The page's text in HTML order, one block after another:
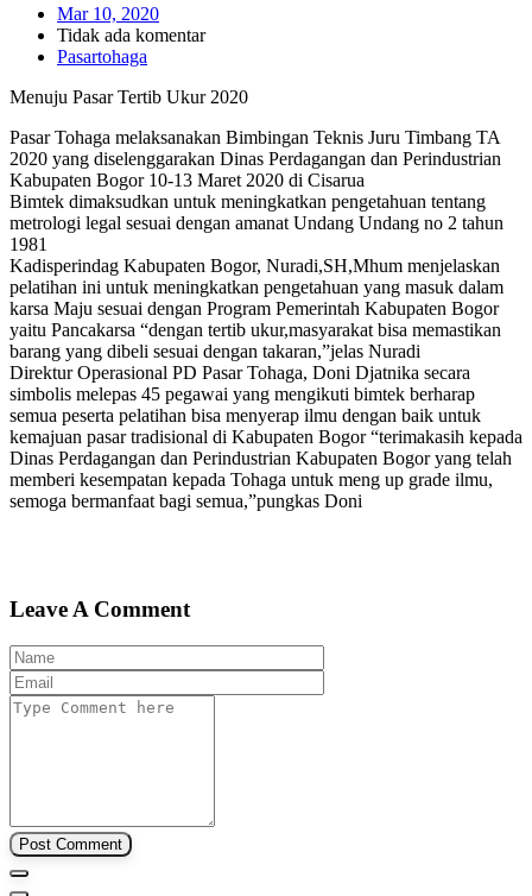
Mar 10, 2020
Tidak ada komentar
Pasartohaga
Menuju Pasar Tertib Ukur 2020
Pasar Tohaga melaksanakan Bimbingan Teknis Juru Timbang TA
2020 yang diselenggarakan Dinas Perdagangan dan Perindustrian
Kabupaten Bogor 10-13 Maret 2020 di Cisarua
Bimtek dimaksudkan untuk meningkatkan pengetahuan tentang
metrologi legal sesuai dengan amanat Undang Undang no 2 tahun
1981
Kadisperindag Kabupaten Bogor, Nuradi,SH,Mhum menjelaskan
pelatihan ini untuk meningkatkan pengetahuan yang masuk dalam
karsa Maju sesuai dengan Program Pemerintah Kabupaten Bogor
yaitu Pancakarsa “dengan tertib ukur,masyarakat bisa memastikan
barang yang dibeli sesuai dengan takaran,”jelas Nuradi
Direktur Operasional PD Pasar Tohaga, Doni Djatnika secara
simbolis melepas 45 pegawai yang mengikuti bimtek berharap
semua peserta pelatihan bisa menyerap ilmu dengan baik untuk
kemajuan pasar tradisional di Kabupaten Bogor “terimakasih kepada
Dinas Perdagangan dan Perindustrian Kabupaten Bogor yang telah
memberi kesempatan kepada Tohaga untuk meng up grade ilmu,
semoga bermanfaat bagi semua,”pungkas Doni
Leave A Comment
Post Comment